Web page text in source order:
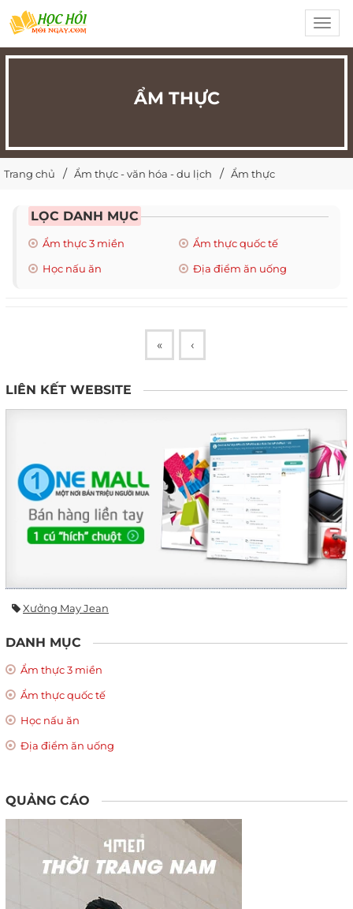
ẨM THỰC
Trang chủ Ẩm thực - văn hóa - du lịch Ẩm thực
LỌC DANH MỤC
Ẩm thực 3 miền
Ẩm thực quốc tế
Học nấu ăn
Địa điểm ăn uống
« ‹
LIÊN KẾT WEBSITE
Xưởng May Jean
DANH MỤC
Ẩm thực 3 miền
Ẩm thực quốc tế
Học nấu ăn
Địa điểm ăn uống
QUẢNG CÁO